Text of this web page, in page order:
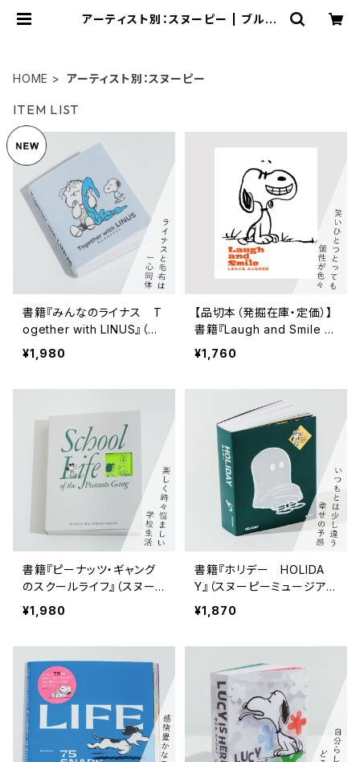
アーティスト別：スヌーピー | ブルー
HOME アーティスト別：スヌーピー
ITEM LIST
書籍『みんなのライナス T
ogether with LINUS』（ス
ヌーピーミュージアム図録）
¥1,980
【品切本（発掘在庫・定価）】
書籍『Laugh and Smile し
あわせは、みんなの笑顔』
（スヌーピーミュージアム図
¥1,760
書籍『ピーナッツ・ギャング
のスクールライフ』（スヌー
ピーミュージアム図録）
¥1,980
書籍『ホリデー HOLIDA
Y』（スヌーピーミュージア
ム図録）
¥1,870